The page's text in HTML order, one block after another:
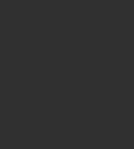
心者向けにわかり
ット・デメリット